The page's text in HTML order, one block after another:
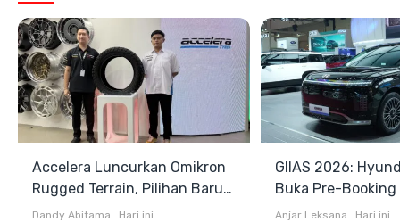
Accelera Luncurkan Omikron
Rugged Terrain, Pilihan Baru
Antara All Terrain dan Mud
Dandy Abitama Hari ini
GIIAS 2026:
Buka Pre-Booking
Harga Mulai
Anjar Leksana Hari ini